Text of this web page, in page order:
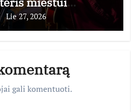
kauptą
Lie 27, 2026
gali komentuoti.